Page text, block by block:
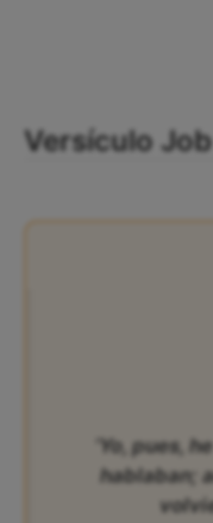
Versículo
‘Yo, pues,
hablaban;